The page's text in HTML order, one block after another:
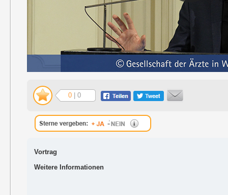
0 | 0
Vortrag
Weitere Informationen